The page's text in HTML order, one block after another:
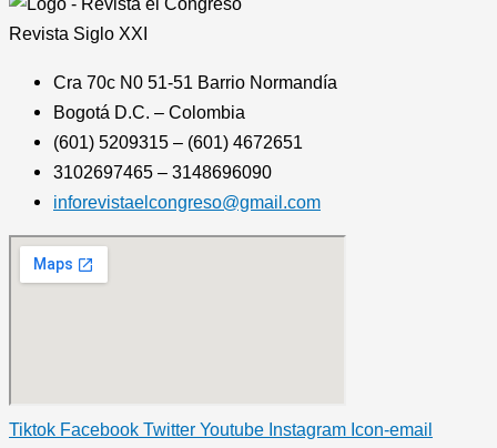
Revista Siglo XXI
Cra 70c N0 51-51 Barrio Normandía
Bogotá D.C. – Colombia
(601) 5209315 – (601) 4672651
3102697465 – 3148696090
inforevistaelcongreso@gmail.com
Tiktok Facebook Twitter Youtube Instagram Icon-email